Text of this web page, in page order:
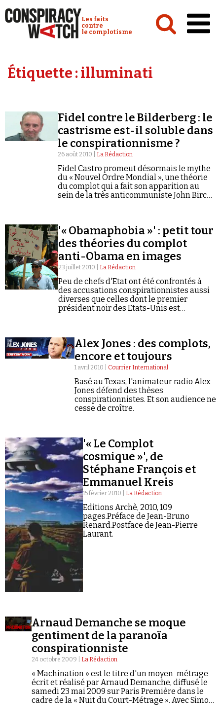
Conspiracy Watch :
Les faits
contre
le complotisme
Analyses
Vidéos
Émissions
Revues de presse
Faire un don
Demander à Vera
Se connecter
Étiquette :illuminati
Fidel contre le Bilderberg : le
castrisme est-il soluble dans
le conspirationnisme ?
26 août 2010 | La Rédaction
Fidel Castro promeut désormais le mythe
du « Nouvel Ordre Mondial », une théorie
du complot qui a fait son apparition au
sein de la très anticommuniste John Birch
'« Obamaphobia »' : petit tour
des théories du complot
anti-Obama en images
23 juillet 2010 | La Rédaction
Peu de chefs d'Etat ont été confrontés à
des accusations conspirationnistes aussi
diverses que celles dont le premier
président noir des Etats-Unis est
Alex Jones : des complots,
encore et toujours
1 avril 2010 | Courrier International
Basé au Texas, l'animateur radio Alex
Jones défend des thèses
conspirationnistes. Et son audience ne
cesse de croître.
'« Le Complot
cosmique »', de
Stéphane François et
Emmanuel Kreis
15 février 2010 | La Rédaction
Editions Archè, 2010, 109
pages.Préface de Jean-Bruno
Renard.Postface de Jean-Pierre
Laurant.
Arnaud Demanche se moque
gentiment de la paranoïa
conspirationniste
24 octobre 2009 | La Rédaction
« Machination » est le titre d'un moyen-métrage
écrit et réalisé par Arnaud Demanche, diffusé le
samedi 23 mai 2009 sur Paris Première dans le
cadre de la « Nuit du Court-Métrage ». Avec Simon